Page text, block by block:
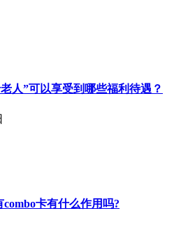
人”可以享受到哪些福利待遇？
卡有什么作用吗?